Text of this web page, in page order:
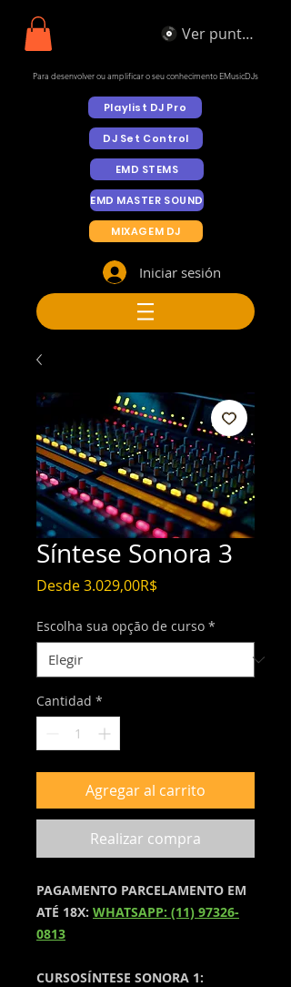
Ver puntos
Para desenvolver ou amplificar o seu conhecimento EMusicDJs
Playlist DJ Pro
DJ Set Control
EMD STEMS
EMD MASTER SOUND
MIXAGEM DJ
Iniciar sesión
Síntese Sonora 3
Desde3.029,00R$
oferta
Escolha sua opção de curso *
Cantidad *
Agregar al carrito
Realizar compra
PAGAMENTO PARCELAMENTO EM
ATÉ 18X: WHATSAPP: (11) 97326-
0813
CURSOSÍNTESE SONORA 1: